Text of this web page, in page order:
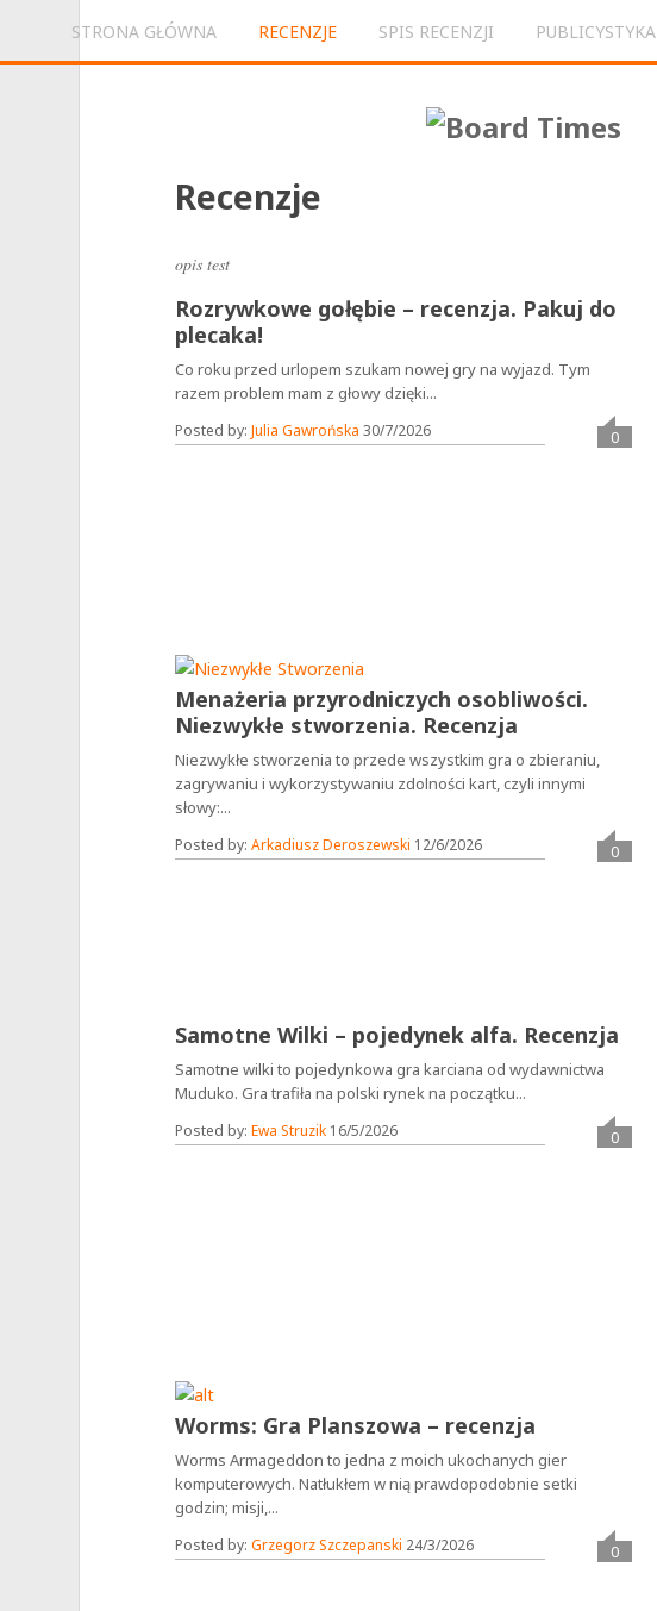
STRONA GŁÓWNA RECENZJE SPIS RECENZJI PUBLICYSTYKA
Recenzje
opis test
Rozrywkowe gołębie – recenzja. Pakuj do
plecaka!
Co roku przed urlopem szukam nowej gry na wyjazd. Tym
razem problem mam z głowy dzięki...
Posted by:Julia Gawrońska 30/7/2026 0
Menażeria przyrodniczych osobliwości.
Niezwykłe stworzenia. Recenzja
Niezwykłe stworzenia to przede wszystkim gra o zbieraniu,
zagrywaniu i wykorzystywaniu zdolności kart, czyli innymi
słowy:...
Posted by:Arkadiusz Deroszewski 12/6/2026 0
Samotne Wilki – pojedynek alfa. Recenzja
Samotne wilki to pojedynkowa gra karciana od wydawnictwa
Muduko. Gra trafiła na polski rynek na początku...
Posted by:Ewa Struzik 16/5/2026 0
Worms: Gra Planszowa – recenzja
Worms Armageddon to jedna z moich ukochanych gier
komputerowych. Natłukłem w nią prawdopodobnie setki
godzin; misji,...
Posted by:Grzegorz Szczepanski 24/3/2026 0